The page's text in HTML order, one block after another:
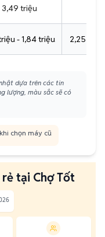
3,49 triệu
- 1,84 triệu 2,25
dựa trên các tin
lượng, màu sắc sẽ có
khi chọn máy cũ
tại Chợ Tốt